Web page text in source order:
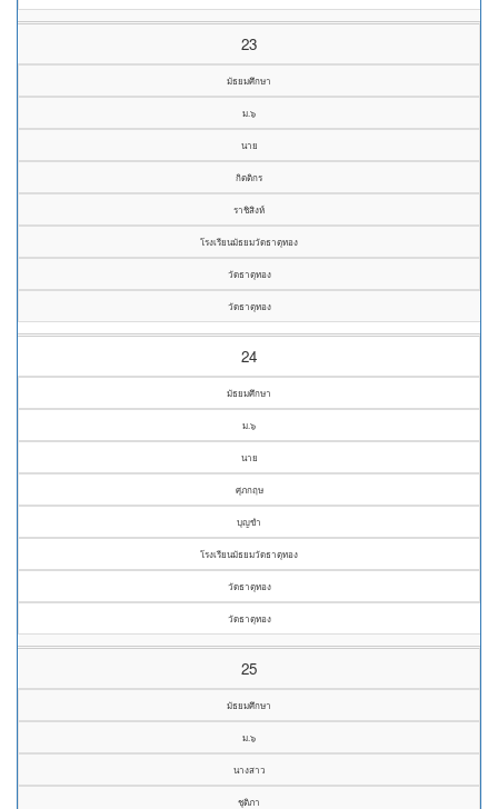
23
มัธยมศึกษา
ม.๖
นาย
กิตติกร
ราชิสิงห์
โรงเรียนมัธยมวัดธาตุทอง
วัดธาตุทอง
วัดธาตุทอง
24
มัธยมศึกษา
ม.๖
นาย
ศุภกฤษ
บุญขำ
โรงเรียนมัธยมวัดธาตุทอง
วัดธาตุทอง
วัดธาตุทอง
25
มัธยมศึกษา
ม.๖
นางสาว
ชุติภา